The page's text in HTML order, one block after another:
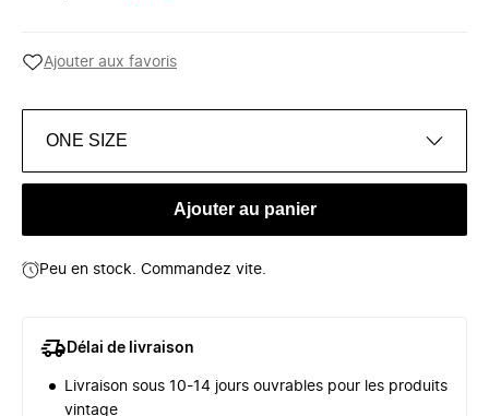
Ajouter aux favoris
ONE SIZE
Ajouter au panier
Peu en stock. Commandez vite.
Délai de livraison
Livraison sous 10-14 jours ouvrables pour les produits
vintage